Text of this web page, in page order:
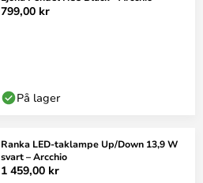
799,00 kr
På lager
Ranka LED-taklampe Up/Down 13,9 W
svart – Arcchio
1 459,00 kr